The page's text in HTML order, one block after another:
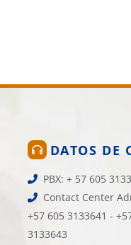
DATOS DE
PBX: + 57 605
Contact Center
+57 605 3133641 -
3133643